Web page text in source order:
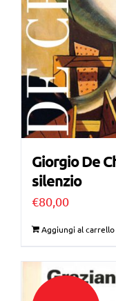
Giorgio De
silenzio
€80,00
Aggiungi al carrello